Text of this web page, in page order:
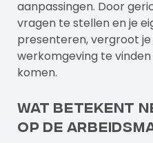
aanpassingen. Door
vragen te stellen en je
presenteren, vergroot
werkomgeving te
komen.
Wat betekent
op de